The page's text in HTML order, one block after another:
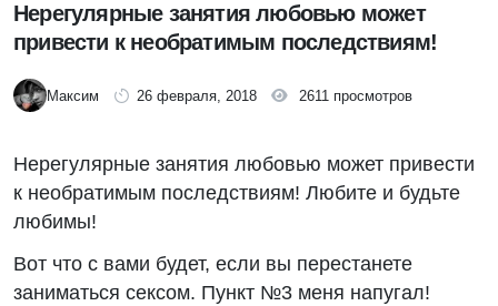
Нерегулярные занятия любовью может
привести к необратимым последствиям!
Максим 26 февраля, 2018 2611 просмотров
Нерегулярные занятия любовью может привести
к необратимым последствиям! Любите и будьте
любимы!
Вот что с вами будет, если вы перестанете
заниматься сексом. Пункт №3 меня напугал!